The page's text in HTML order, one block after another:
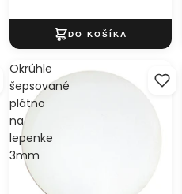
Okrúhle
šepsované
plátno
na
lepenke
3mm